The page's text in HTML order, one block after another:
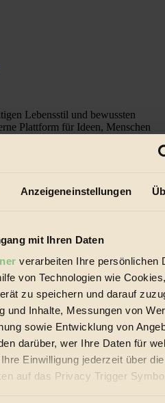
Anzeigeneinstellungen
mit Ihren Daten
verarbeiten Ihre persönlichen
von Technologien wie
zu speichern und darauf
und Inhalte, Messungen von
sowie Entwicklung von
darüber, wer Ihre Daten für
Einwilligung jederzeit über
auf das Privacy Trigger
Lebensstil und bewussten
Plattform für Ideen, Menschen
wachsenden Markt des